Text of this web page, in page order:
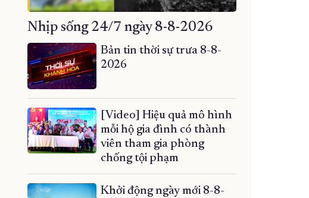
Nhịp sống 24/7 ngày 8-8-2026
Bản tin thời sự trưa 8-8-
2026
[Video] Hiệu quả mô hình
mỗi hộ gia đình có thành
viên tham gia phòng
chống tội phạm
Khởi động ngày mới 8-8-